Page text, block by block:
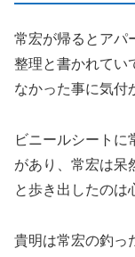
常宏が帰るとアパ
整理と書かれてい
なかった事に気付
ビニールシートに
があり、常宏は呆
と歩き出したのは
貴明は常宏の釣っ